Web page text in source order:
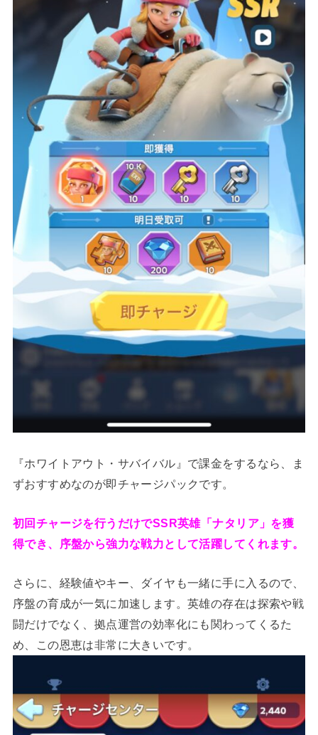
『ホワイトアウト・サバイバル』で課金をするなら、ま
ずおすすめなのが即チャージパックです。
初回チャージを行うだけでSSR英雄「ナタリア」を獲
得でき、序盤から強力な戦力として活躍してくれます。
さらに、経験値やキー、ダイヤも一緒に手に入るので、
序盤の育成が一気に加速します。英雄の存在は探索や戦
闘だけでなく、拠点運営の効率化にも関わってくるた
め、この恩恵は非常に大きいです。